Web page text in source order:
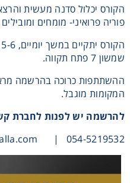
הקורס יכלול סדנה מעשית
פוריה פרואיני- מומחים
שמשון 7 פתח תקווה.
ההשתתפות כרוכה בהרשמה
המקומות מוגבל.
להרשמה יש לפנות לחברת
054-5219532 |
Cooling
Heating
Instrumentation
Microscopy
Pumps